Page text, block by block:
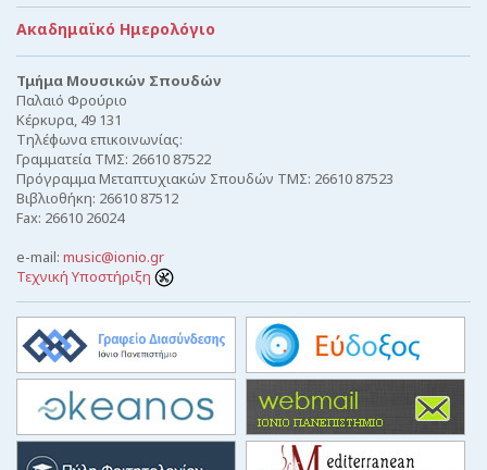
Ακαδημαϊκό Ημερολόγιο
Τμήμα Μουσικών Σπουδών
Παλαιό Φρούριο
Κέρκυρα, 49 131
Τηλέφωνα επικοινωνίας:
Γραμματεία ΤΜΣ: 26610 87522
Πρόγραμμα Μεταπτυχιακών Σπουδών ΤΜΣ: 26610 87523
Βιβλιοθήκη: 26610 87512
Fax: 26610 26024
e-mail: music@ionio.gr
Τεχνική Υποστήριξη